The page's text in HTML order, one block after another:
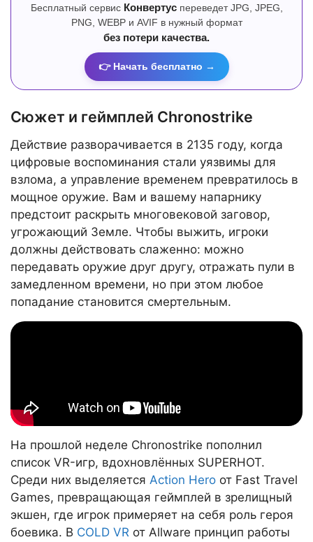
Бесплатный сервис Конвертуспереведет JPG, JPEG,
PNG, WEBP и AVIF в нужный формат
без потери качества.
👉 Начать бесплатно →
Сюжет и геймплей Chronostrike
Действие разворачивается в 2135 году, когда
цифровые воспоминания стали уязвимы для
взлома, а управление временем превратилось в
мощное оружие. Вам и вашему напарнику
предстоит раскрыть многовековой заговор,
угрожающий Земле. Чтобы выжить, игроки
должны действовать слаженно: можно
передавать оружие друг другу, отражать пули в
замедленном времени, но при этом любое
попадание становится смертельным.
На прошлой неделе Chronostrike пополнил
список VR-игр, вдохновлённых SUPERHOT.
Среди них выделяется Action Hero от Fast Travel
Games, превращающая геймплей в зрелищный
экшен, где игрок примеряет на себя роль героя
боевика. В COLD VR от Allware принцип работы